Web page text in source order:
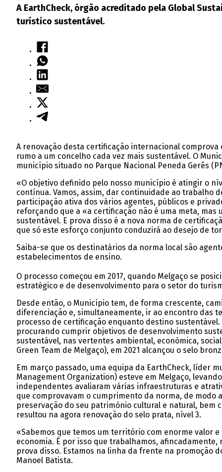
A EarthCheck, órgão acreditado pela Global
turístico sustentável.
A renovação desta certificação internacional
rumo a um concelho cada vez mais sustentável. O
município situado no Parque Nacional Peneda Gerês
«O objetivo definido pelo nosso município é atingir o
contínua. Vamos, assim, dar continuidade ao trabalho
participação ativa dos vários agentes, públicos e
reforçando que a «a certificação não é uma meta,
sustentável. E prova disso é a nova norma de
que só este esforço conjunto conduzirá ao desejo de
Saiba-se que os destinatários da norma local são
estabelecimentos de ensino.
O processo começou em 2017, quando Melgaço se
estratégico e de desenvolvimento para o setor do
Desde então, o Município tem, de forma crescente,
diferenciação e, simultaneamente, ir ao encontro das
processo de certificação enquanto destino sustentável.
procurando cumprir objetivos de desenvolvimento
sustentável, nas vertentes ambiental, económica,
Green Team de Melgaço), em 2021 alcançou o selo
Em março passado, uma equipa da EarthCheck, líder
Management Organization) esteve em Melgaço,
independentes avaliaram várias infraestruturas e
que comprovavam o cumprimento da norma, de modo
preservação do seu património cultural e natural, bem
resultou na agora renovação do selo prata, nível 3.
«Sabemos que temos um território com enorme valor
economia. É por isso que trabalhamos,
prova disso. Estamos na linha da frente na promoção
Manoel Batista.